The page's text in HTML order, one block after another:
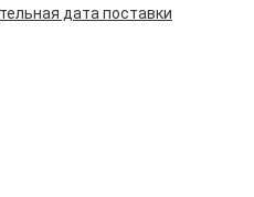
дата поставки